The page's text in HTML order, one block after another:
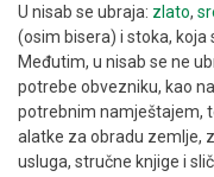
U nisab se ubraja: zlato,
(osim bisera) i stoka, koja
Međutim, u nisab se ne
potrebe obvezniku, kao
potrebnim namještajem,
alatke za obradu zemlje,
usluga, stručne knjige i